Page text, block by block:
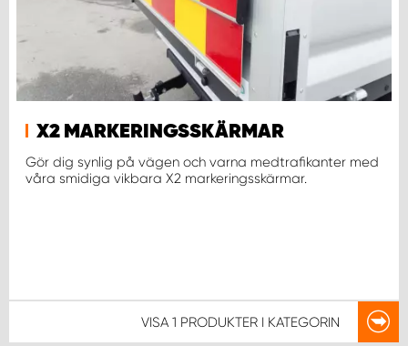
X2 MARKERINGSSKÄRMAR
Gör dig synlig på vägen och varna medtrafikanter med
våra smidiga vikbara X2 markeringsskärmar.
VISA 1 PRODUKTER I KATEGORIN